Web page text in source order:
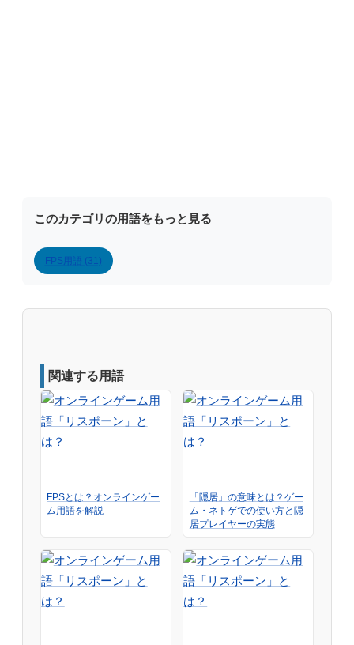
このカテゴリの用語をもっと見る
FPS用語 (31)
関連する用語
FPSとは？オンラインゲー
ム用語を解説
「隠居」の意味とは？ゲー
ム・ネトゲでの使い方と隠
居プレイヤーの実態